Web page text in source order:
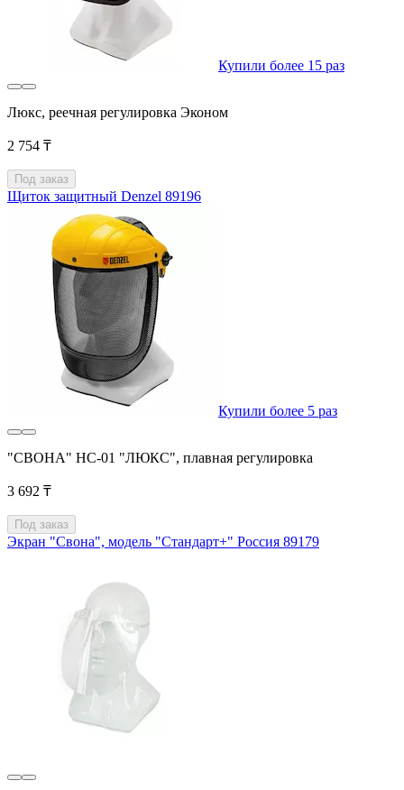
Купили более 15 раз
Люкс, реечная регулировка Эконом
2 754 ₸
Под заказ
Щиток защитный Denzel 89196
Купили более 5 раз
"СВОНА" НС-01 "ЛЮКС", плавная регулировка
3 692 ₸
Под заказ
Экран "Свона", модель "Стандарт+" Россия 89179